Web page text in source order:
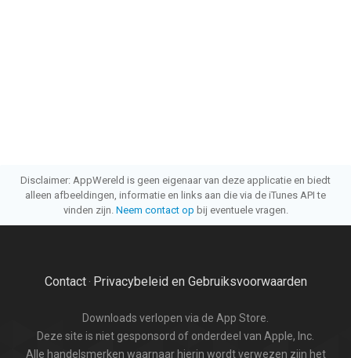
Disclaimer: AppWereld is geen eigenaar van deze applicatie en biedt
alleen afbeeldingen, informatie en links aan die via de iTunes API te
vinden zijn. Neem contact op bij eventuele vragen.
Contact· Privacybeleid en Gebruiksvoorwaarden
Downloads verlopen via de App Store.
Deze site is niet gesponsord of onderdeel van Apple, Inc.
Alle handelsmerken waarnaar hierin wordt verwezen zijn het